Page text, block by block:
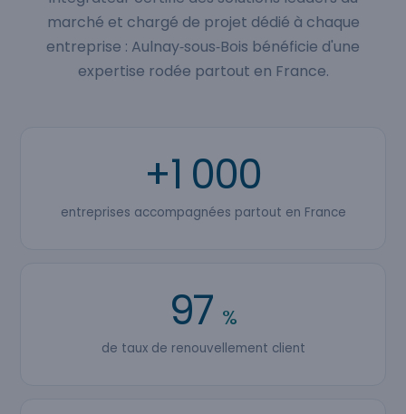
marché et chargé de projet dédié à chaque
entreprise : Aulnay‑sous‑Bois bénéficie d'une
expertise rodée partout en France.
+1 000
entreprises accompagnées partout en France
97 %
de taux de renouvellement client